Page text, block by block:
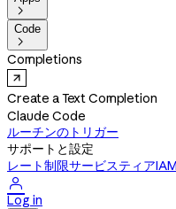

Code

Completions
Create a Text Completion
Claude Code
ルーチンのトリガー
サポートと設定
レート制限サービスティア

Log in